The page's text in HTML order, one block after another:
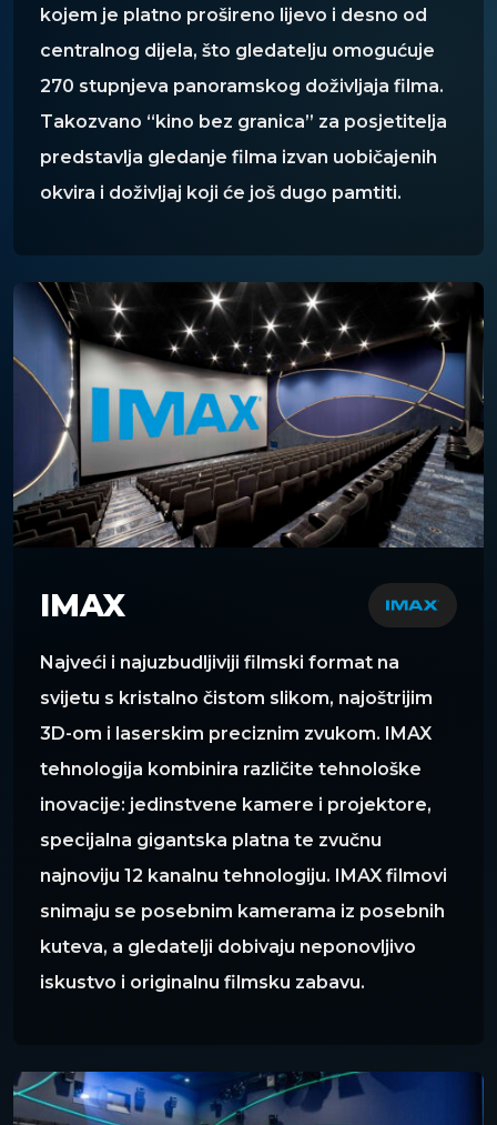
kojem je platno prošireno lijevo i desno od
centralnog dijela, što gledatelju omogućuje
270 stupnjeva panoramskog doživljaja filma.
Takozvano “kino bez granica” za posjetitelja
predstavlja gledanje filma izvan uobičajenih
okvira i doživljaj koji će još dugo pamtiti.
IMAX
Najveći i najuzbudljiviji filmski format na
svijetu s kristalno čistom slikom, najoštrijim
3D-om i laserskim preciznim zvukom. IMAX
tehnologija kombinira različite tehnološke
inovacije: jedinstvene kamere i projektore,
specijalna gigantska platna te zvučnu
najnoviju 12 kanalnu tehnologiju. IMAX filmovi
snimaju se posebnim kamerama iz posebnih
kuteva, a gledatelji dobivaju neponovljivo
iskustvo i originalnu filmsku zabavu.